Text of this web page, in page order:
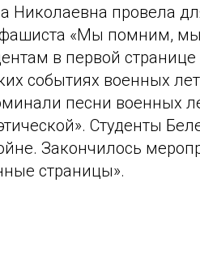
Николаевна провела
«Мы помним,
в первой
событиях военных
песни военных
Студенты
Закончилось
страницы».